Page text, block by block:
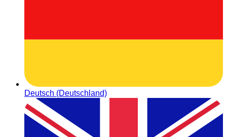
Deutsch (Deutschland)